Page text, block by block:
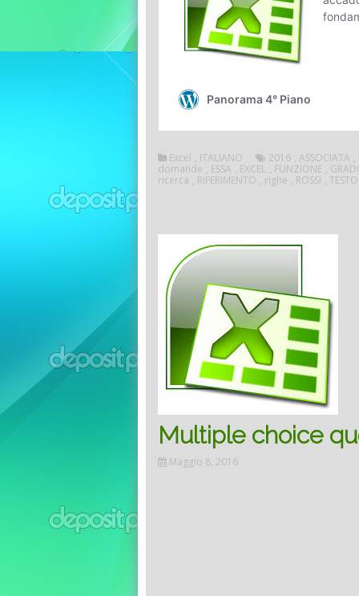
Excel , ITALIANO 2016 , ASSOCIATA ,
domande , ESSA , EXCEL , FUNZIONE ,
ricerca , RIFERIMENTO , righe , ROSSI , TESTO
Multiple choice
Maggio 8, 2016